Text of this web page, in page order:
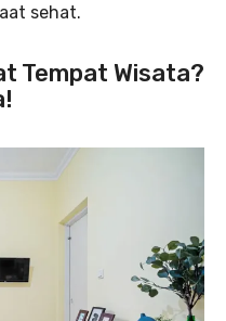
sehat.
Tempat Wisata?